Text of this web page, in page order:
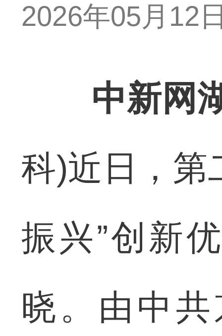
2026年05月12
中新网
科)近日，第
振兴”创新
晓。由中